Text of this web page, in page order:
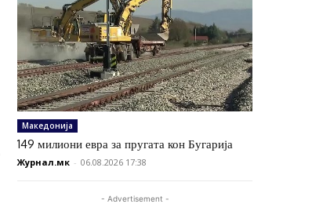
Македонија
149 милиони евра за пругата кон Бугарија
Журнал.мк - 06.08.2026 17:38
- Advertisement -